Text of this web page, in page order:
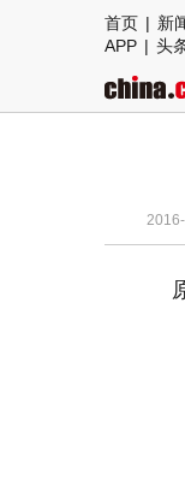
首页 | 新
APP | 头